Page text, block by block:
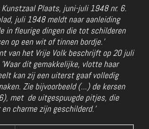
Kunstzaal Plaats, juni-juli 1948 nr. 6.
juli 1948 meldt naar aanleiding
in fleurige dingen die tot schilderen
op een wit of tinnen bordje.'
van het Vrije Volk beschrijft op 20 juli
dit gemakkelijke, vlotte haar
kan zij een uiterst gaaf volledig
Zie bijvoorbeeld (...) de kersen
met de uitgespuugde pitjes, die
charme zijn geschilderd.’